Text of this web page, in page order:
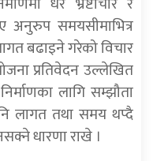
समयसीमाभित्र
बढाइने गरेको विचार
प्रतिवेदन उल्लेखित
लागि सम्झौता
लागत तथा समय थप्दै
धारणा राखे ।